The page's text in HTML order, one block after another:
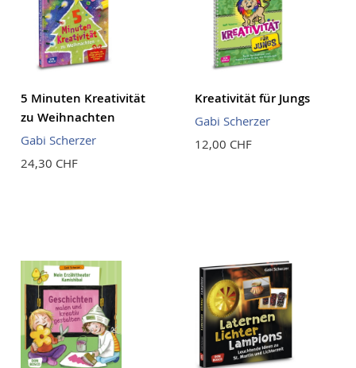
5 Minuten Kreativität
zu Weihnachten
Gabi Scherzer
24,30 CHF
Kreativität für Jungs
Gabi Scherzer
12,00 CHF